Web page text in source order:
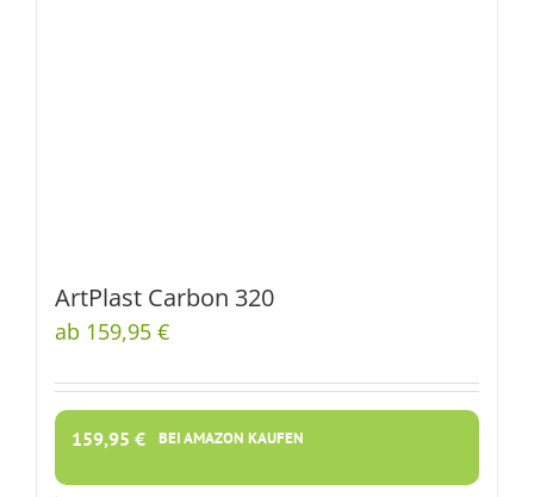
ArtPlast Carbon 320
ab 159,95 €
159,95 € BEI AMAZON KAUFEN